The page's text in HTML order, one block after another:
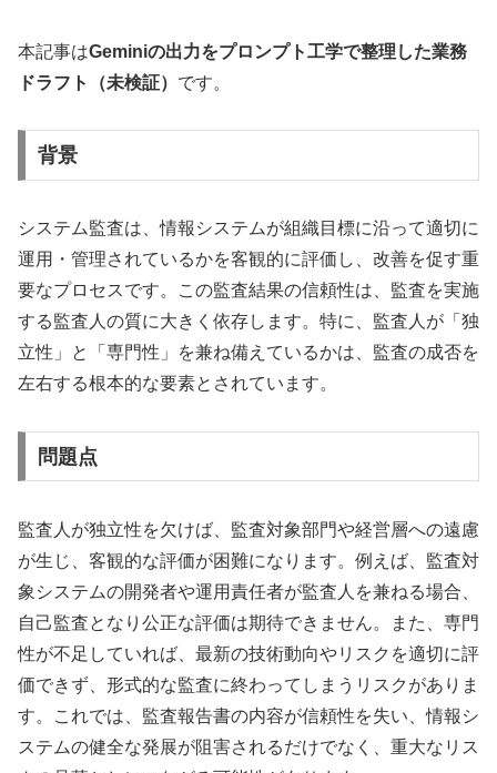
本記事はGeminiの出力をプロンプト工学で整理した業務
ドラフト（未検証） です。
背景
システム監査は、情報システムが組織目標に沿って適切に
運用・管理されているかを客観的に評価し、改善を促す重
要なプロセスです。この監査結果の信頼性は、監査を実施
する監査人の質に大きく依存します。特に、監査人が「独
立性」と「専門性」を兼ね備えているかは、監査の成否を
左右する根本的な要素とされています。
問題点
監査人が独立性を欠けば、監査対象部門や経営層への遠慮
が生じ、客観的な評価が困難になります。例えば、監査対
象システムの開発者や運用責任者が監査人を兼ねる場合、
自己監査となり公正な評価は期待できません。また、専門
性が不足していれば、最新の技術動向やリスクを適切に評
価できず、形式的な監査に終わってしまうリスクがありま
す。これでは、監査報告書の内容が信頼性を失い、情報シ
ステムの健全な発展が阻害されるだけでなく、重大なリス